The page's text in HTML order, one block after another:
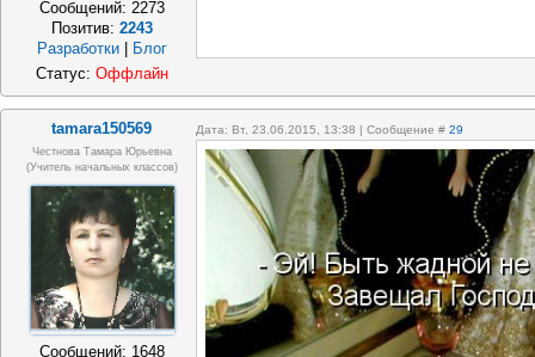
Сообщений: 2273
Позитив: 2243
Разработки | Блог
Статус: Оффлайн
tamara150569 Дата: Вт, 23.06.2015, 13:38 | Сообщение # 29
Честнова Тамара Юрьевна
(учитель начальных классов)
Сообщений: 1648